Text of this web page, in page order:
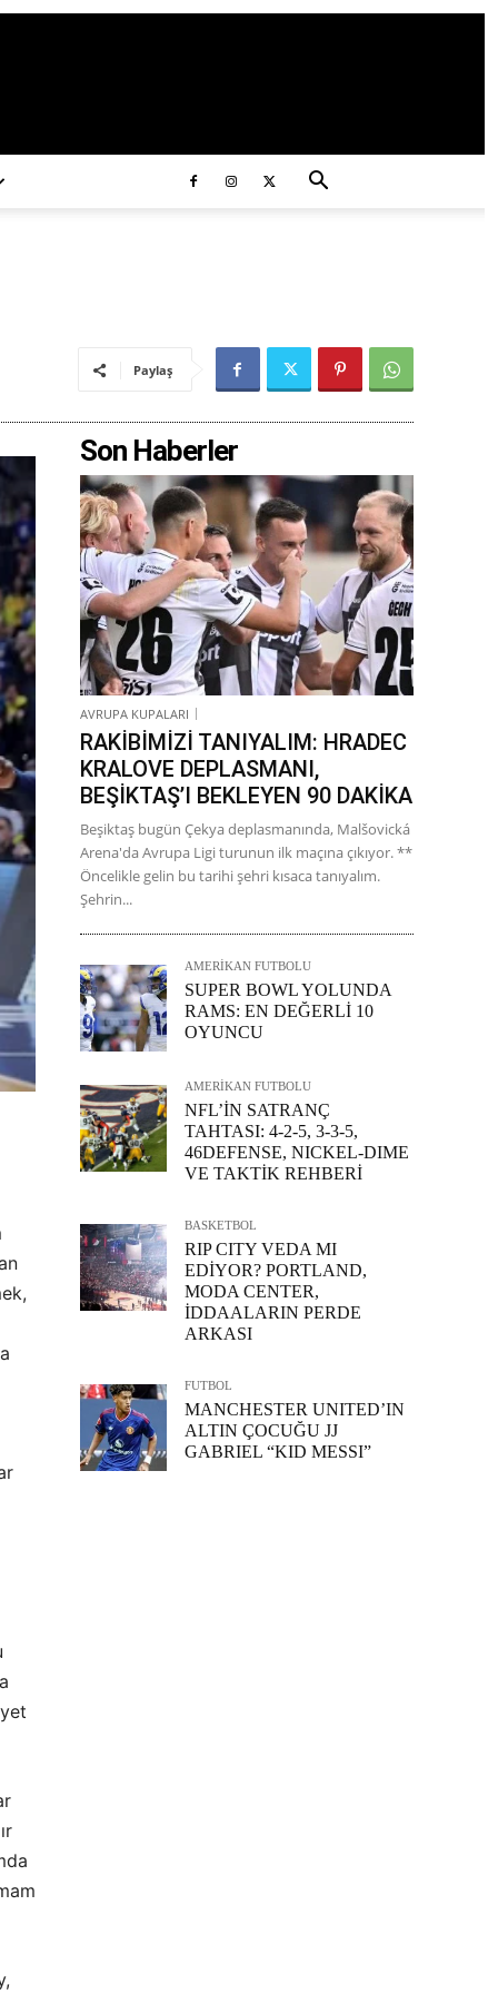
Paylaş
Son Haberler
AVRUPA KUPALARI
RAKİBİMİZİ TANIYALIM: HRADEC
KRALOVE DEPLASMANI,
BEŞİKTAŞ’I BEKLEYEN 90 DAKİKA
Beşiktaş bugün Çekya deplasmanında, Malšovická
Arena'da Avrupa Ligi turunun ilk maçına çıkıyor. **
Öncelikle gelin bu tarihi şehri kısaca tanıyalım.
Şehrin...
AMERİKAN FUTBOLU
SUPER BOWL YOLUNDA
RAMS: EN DEĞERLİ 10
OYUNCU
AMERİKAN FUTBOLU
NFL’İN SATRANÇ
TAHTASI: 4-2-5, 3-3-5,
46DEFENSE, NICKEL-DIME
VE TAKTİK REHBERİ
BASKETBOL
RIP CITY VEDA MI
EDİYOR? PORTLAND,
MODA CENTER,
İDDAALARIN PERDE
ARKASI
FUTBOL
MANCHESTER UNITED’IN
ALTIN ÇOCUĞU JJ
GABRIEL “KID MESSI”